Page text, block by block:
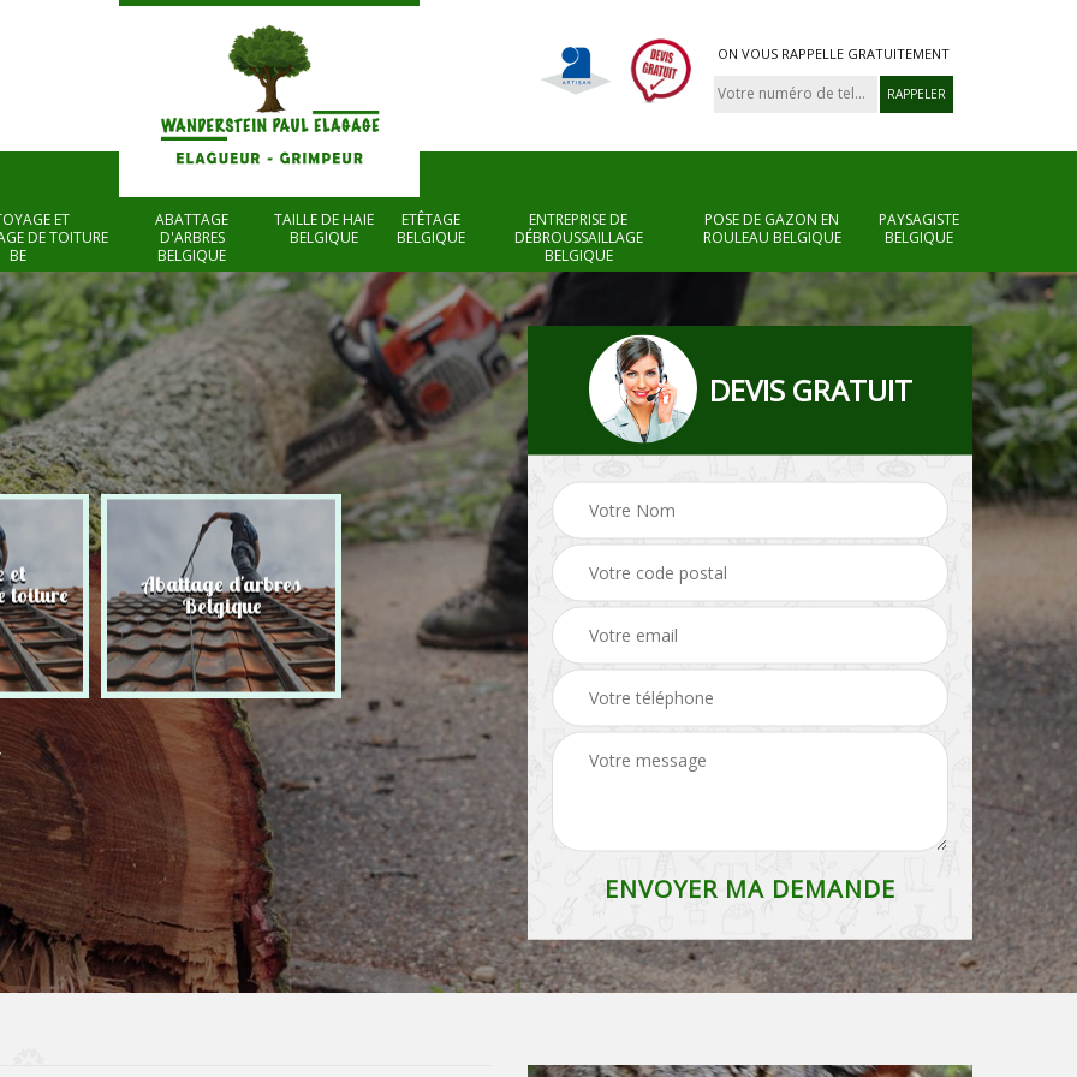
ON VOUS RAPPELLE GRATUITEMENT
ET
DE TOITURE
BE
ABATTAGE
D'ARBRES
BELGIQUE
TAILLE DE HAIE
BELGIQUE
ETÊTAGE
BELGIQUE
ENTREPRISE DE
DÉBROUSSAILLAGE
BELGIQUE
POSE DE GAZON EN
ROULEAU BELGIQUE
PAYSAGISTE
BELGIQUE
et
toiture Abattage d'arbres
Belgique
Taille de haie
Belgique Etêtage Belgique
Entreprise de
débroussaillage
Belgique
DEVIS GRATUIT